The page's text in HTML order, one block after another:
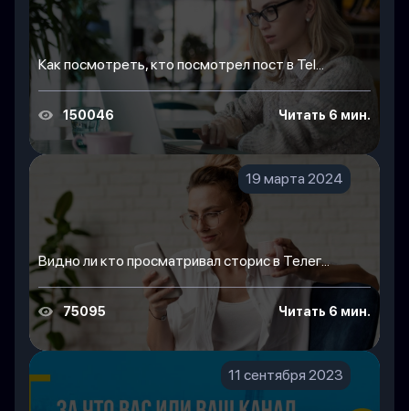
Как посмотреть, кто посмотрел пост в Tel...
150046 Читать 6 мин.
19 марта 2024
Видно ли кто просматривал сторис в Телег...
75095 Читать 6 мин.
11 сентября 2023